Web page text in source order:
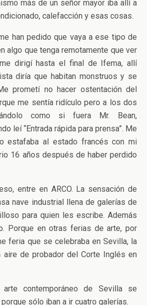
más de un señor mayor iba allí a
calefacción y esas cosas.
han pedido que vaya a ese tipo de
algo que tenga remotamente que ver
dirigí hasta el final de Ifema, allí
diría que habitan monstruos y se
prometí no hacer ostentación del
me sentía ridículo pero a los dos
como si fuera Mr. Bean,
leí “Entrada rápida para prensa”. Me
estafaba al estado francés con mi
16 años después de haber perdido
entre en ARCO. La sensación de
nave industrial llena de galerías de
para quien les escribe. Además
Porque en otras ferias de arte, por
feria que se celebraba en Sevilla, la
de probador del Corte Inglés en
contemporáneo de Sevilla se
sólo iban a ir cuatro galerías.